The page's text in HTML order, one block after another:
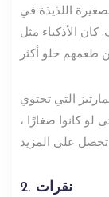
اللذيذة في
هناك 10-15 في غلاف. كان الأذكياء مثل
التي تحتوي
لو كانوا صغارًا ،
2. نقرات